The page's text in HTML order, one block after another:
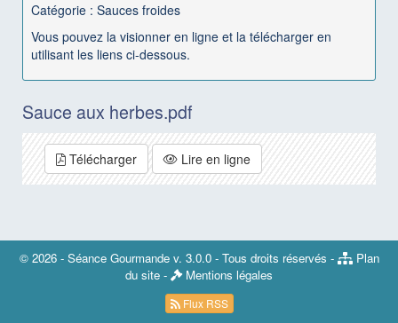
Catégorie : Sauces froides
Vous pouvez la visionner en ligne et la télécharger en
utilisant les liens ci-dessous.
Sauce aux herbes.pdf
Télécharger Lire en ligne
© 2026 - Séance Gourmandev. 3.0.0 - Tous droits réservés -
Plan
du site - Mentions légales
Flux RSS